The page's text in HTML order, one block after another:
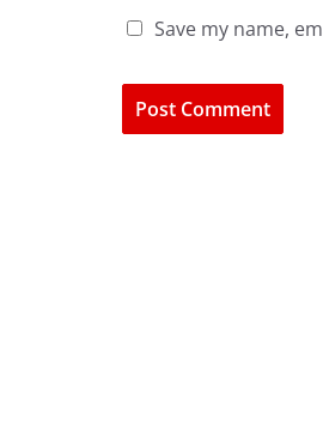
Save my name,